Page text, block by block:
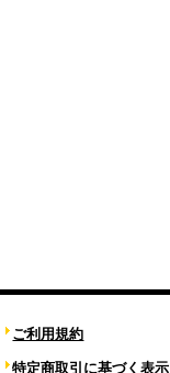
ご利用規約
特定商取引に基づく表示